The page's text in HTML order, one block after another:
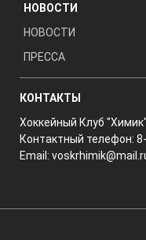
НОВОСТИ
НОВОСТИ
ПРЕССА
КОНТАКТЫ
Хоккейный Клуб
Контактный телефон:
Email: